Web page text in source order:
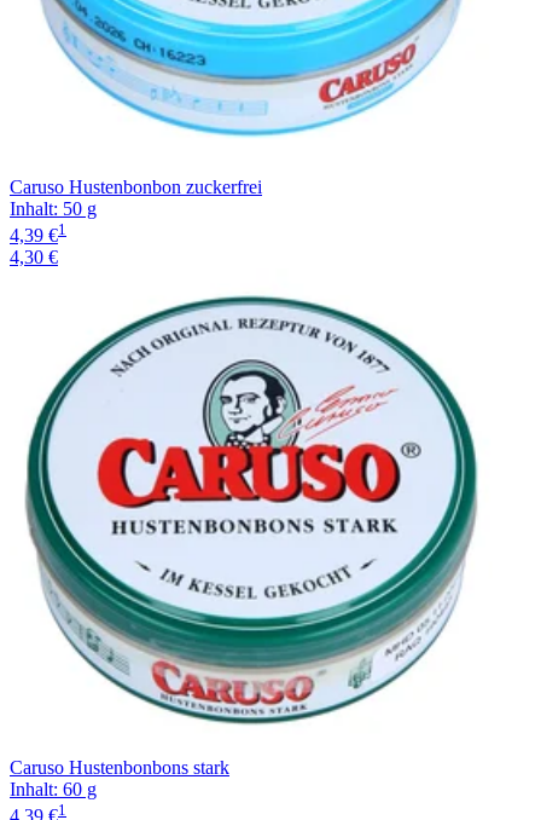
Caruso Hustenbonbon zuckerfrei
Inhalt: 50 g
4,39 €1
4,30 €
Caruso Hustenbonbons stark
Inhalt: 60 g
1